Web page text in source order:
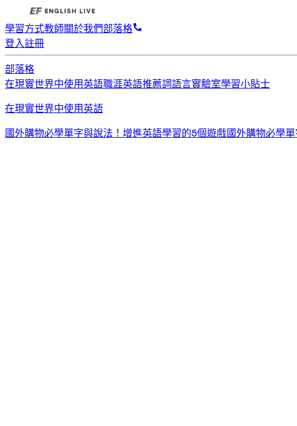
學習方式教師關於我們部落格
登入註冊
部落格
在現實世界中使用英語職涯英語推薦詞語言實驗室學習小貼士
在現實世界中使用英語
國外購物必學單字與說法！ 增進英語學習的5個遊戲國外購物必學